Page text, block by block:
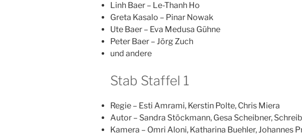
Linh Baer – Le-Thanh Ho
Greta Kasalo – Pinar Nowak
Ute Baer – Eva Medusa Gühne
Peter Baer – Jörg Zuch
und andere
Stab Staffel 1
Regie – Esti Amrami, Kerstin Polte, Chris Miera
Autor – Sandra Stöckmann, Gesa Scheibner,
Kamera – Omri Aloni, Katharina Buehler, Johannes